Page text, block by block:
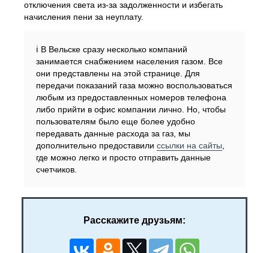
отключения света из-за задолженности и избегать
начисления пени за неуплату.
ℹ️ В Вельске сразу несколько компаний
занимается снабжением населения газом. Все
они представлены на этой странице. Для
передачи показаний газа можно воспользоваться
любым из предоставленных номеров телефона
либо прийти в офис компании лично. Но, чтобы
пользователям было еще более удобно
передавать данные расхода за газ, мы
дополнительно предоставили ссылки на сайты
где можно легко и просто отправить данные
счетчиков.
Расскажите друзьям: